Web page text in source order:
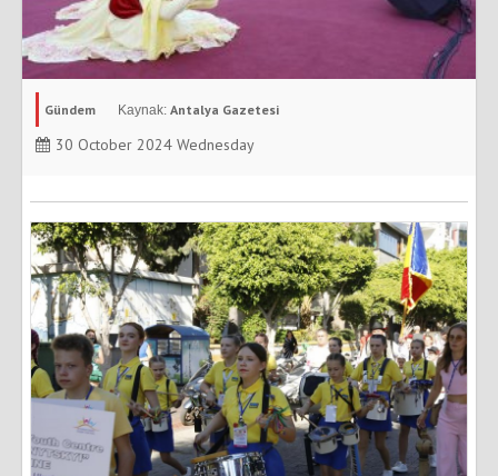
Gündem Antalya Gazetesi
30 October 2024 Wednesday